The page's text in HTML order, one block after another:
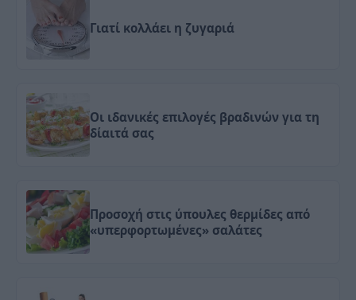
Γιατί κολλάει η ζυγαριά
Οι ιδανικές επιλογές βραδινών για τη
δίαιτά σας
Προσοχή στις ύπουλες θερμίδες από
«υπερφορτωμένες» σαλάτες